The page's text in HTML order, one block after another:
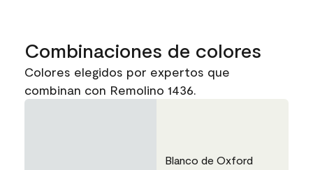
Combinaciones de colores
Colores elegidos por expertos que
combinan con Remolino 1436.
Blanco de Oxford